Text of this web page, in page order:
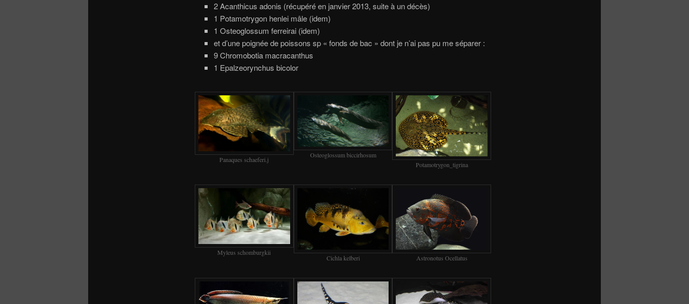
2 Acanthicus adonis (récupéré en janvier 2013, suite à un décès)
1 Potamotrygon henlei mâle (idem)
1 Osteoglossum ferreirai (idem)
et d’une poignée de poissons sp « fonds de bac » dont je n’ai pas pu me séparer :
9 Chromobotia macracanthus
1 Epalzeorynchus bicolor
Panaques schaeferi.j
Osteoglossum biccirhosum
Potamotrygon_tigrina
Myleus schomburgkii
Cichla kelberi Astronotus Ocellatus